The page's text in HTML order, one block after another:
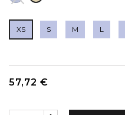
XS S M L
57,72 €